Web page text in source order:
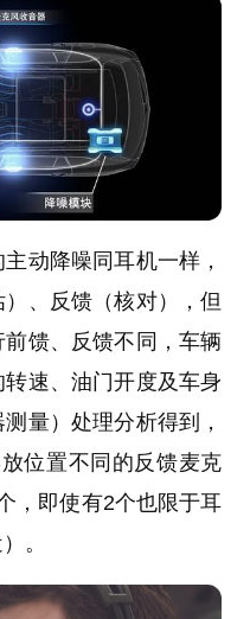
动降噪同耳机一样，
、反馈（核对），但
馈、反馈不同，车辆
速、油门开度及车身
量）处理分析得到，
位置不同的反馈麦克
，即使有2个也限于耳
。